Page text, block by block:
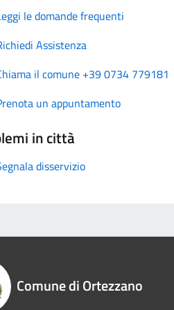
le domande frequenti
Assistenza
il comune +39 0734 779181
un appuntamento
in città
disservizio
Comune di Ortezzano